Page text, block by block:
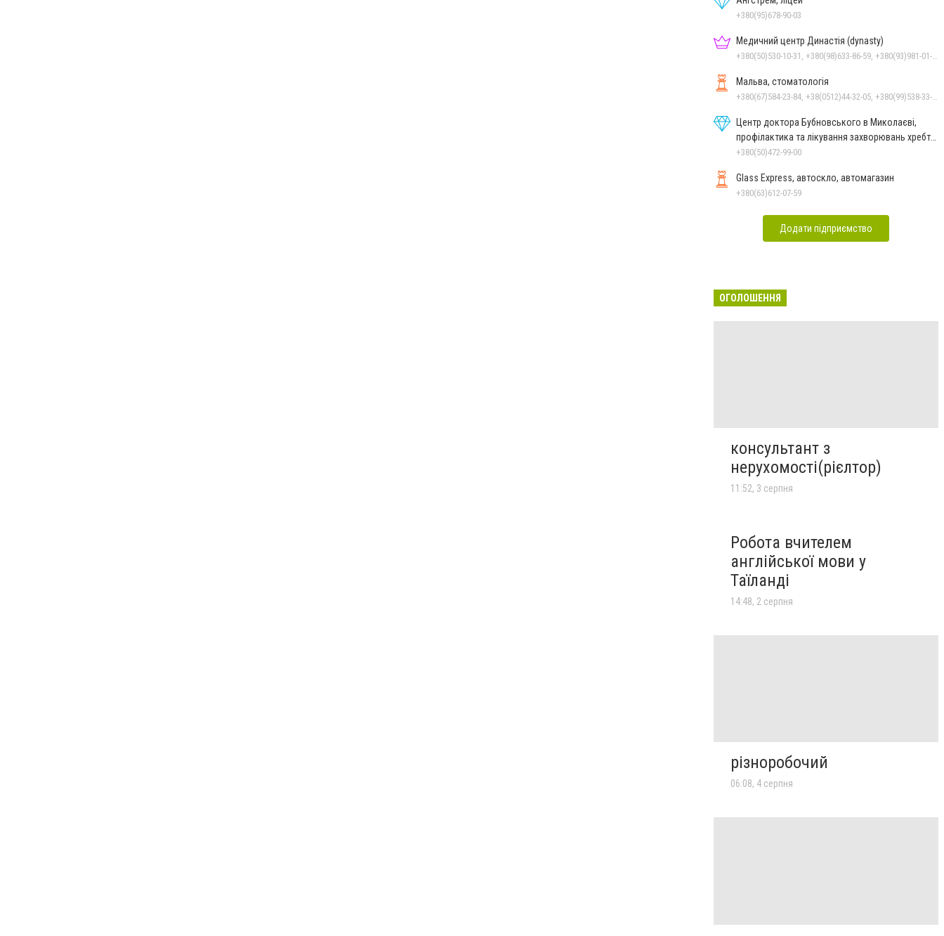
+380(95)678-90-03
Медичний центр Династія (dynasty)
Мальва, стоматологія
Центр доктора Бубновського в Миколаєві,
профілактика та лікування захворювань хребта
і суглобів
+380(50)472-99-00
Glass Express, автоскло, автомагазин
+380(63)612-07-59
Додати підприємство
ОГОЛОШЕННЯ
консультант з
нерухомості(рієлтор)
11:52, 3 серпня
Робота вчителем
англійської мови у
Таїланді
14:48, 2 серпня
різноробочий
06:08, 4 серпня